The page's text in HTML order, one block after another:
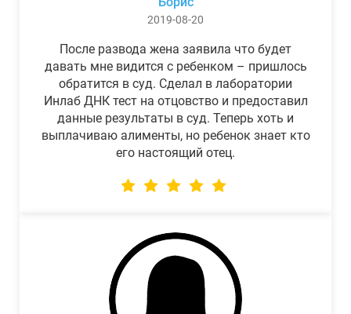
2019-08-20
После развода жена заявила что будет
давать мне видится с ребенком – пришлось
обратится в суд. Сделал в лаборатории
Инлаб ДНК тест на отцовство и предоставил
данные результаты в суд. Теперь хоть и
выплачиваю алименты, но ребенок знает кто
его настоящий отец.